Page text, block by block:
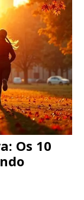
Os 10